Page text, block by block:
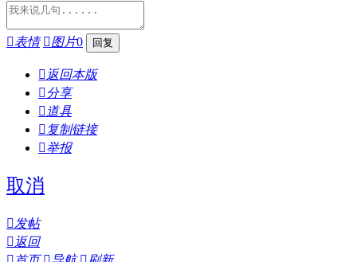
表情 图片0
 返回本版
分享
 道具
 复制链接
举报
取消
发帖
 返回